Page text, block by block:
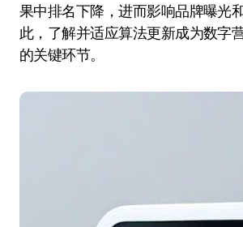
果中排名下降，进而影响品牌曝光
此，了解并适应算法更新成为数字
的关键环节。